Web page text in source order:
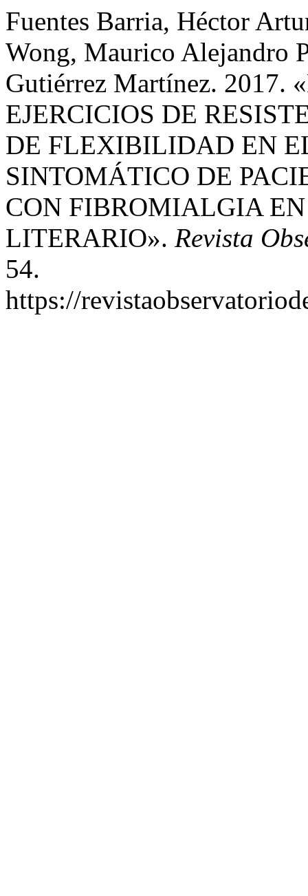
Fuentes Barria, Héctor
Wong, Maurico Alejandro
Gutiérrez Martínez. 2017.
EJERCICIOS DE
DE FLEXIBILIDAD EN
SINTOMÁTICO DE
CON FIBROMIALGIA
LITERARIO». Revista
54.
https://